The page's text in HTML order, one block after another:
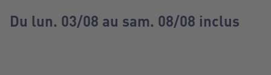
Du lun. 03/08 au sam. 08/08 inclus